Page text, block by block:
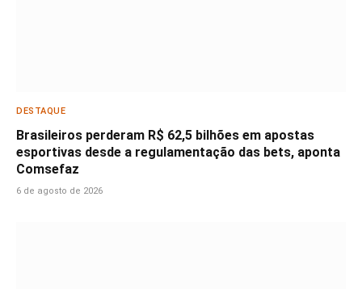
DESTAQUE
Brasileiros perderam R$ 62,5 bilhões em apostas
esportivas desde a regulamentação das bets, aponta
Comsefaz
6 de agosto de 2026